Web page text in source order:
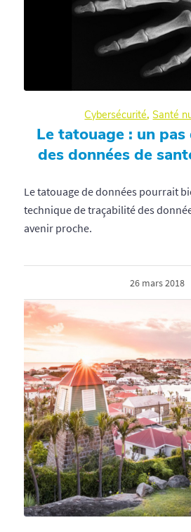
Cybersécurité,Santé
Le tatouage : un
des données de
Le tatouage de données pourrait
technique de traçabilité des
avenir proche.
26 mars 2018